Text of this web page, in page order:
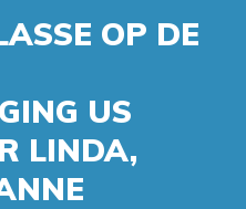
OP DE
US
LINDA,